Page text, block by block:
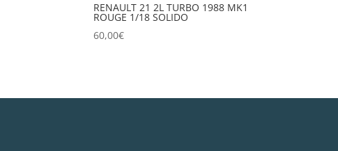
RENAULT 21 2L TURBO 1988 MK1
ROUGE 1/18 SOLIDO
60,00€